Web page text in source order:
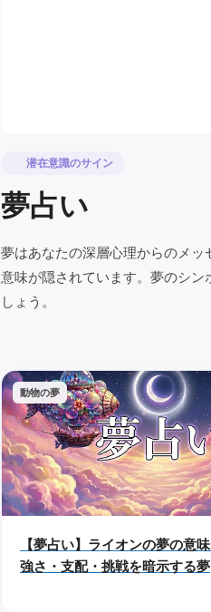
潜在意識のサイン
夢占い
夢はあなたの深層心理からのメ
意味が隠されています。夢のシ
しょう。
動物の夢
【夢占い】ライオンの夢の意
強さ・支配・挑戦を暗示する夢